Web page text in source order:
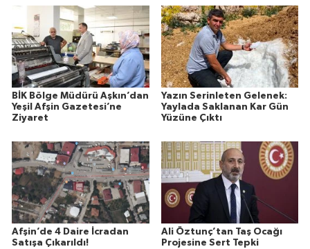
BİK Bölge Müdürü Aşkın’dan
Yeşil Afşin Gazetesi’ne
Ziyaret
Yazın Serinleten Gelenek:
Yaylada Saklanan Kar Gün
Yüzüne Çıktı
Afşin’de 4 Daire İcradan
Satışa Çıkarıldı!
Ali Öztunç’tan Taş Ocağı
Projesine Sert Tepki